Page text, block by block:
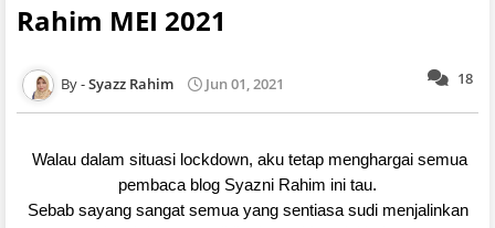
Rahim MEI 2021
18
Syazz Rahim Jun 01, 2021
Walau dalam situasi lockdown, aku tetap menghargai semua
pembaca blog Syazni Rahim ini tau.
Sebab sayang sangat semua yang sentiasa sudi menjalinkan